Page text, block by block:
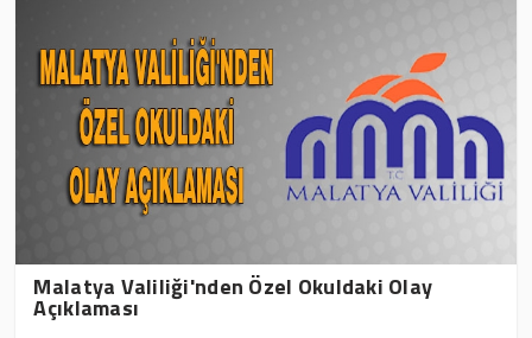
Malatya Valiliği'nden Özel Okuldaki Olay
Açıklaması